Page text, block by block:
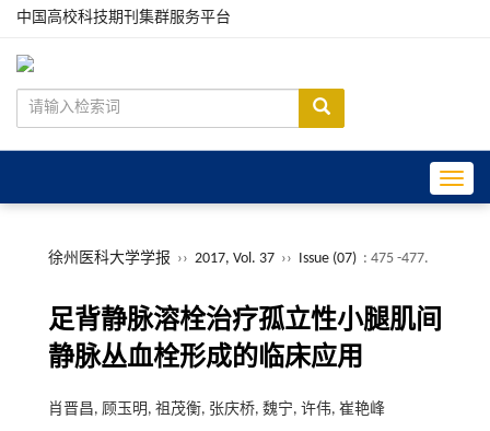
中国高校科技期刊集群服务平台
徐州医科大学学报 ›› 2017, Vol. 37 ›› Issue (07) : 475 -477.
足背静脉溶栓治疗孤立性小腿肌间
静脉丛血栓形成的临床应用
肖晋昌, 顾玉明, 祖茂衡, 张庆桥, 魏宁, 许伟, 崔艳峰